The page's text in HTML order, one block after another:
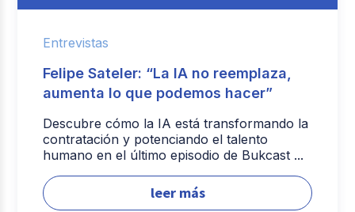
Entrevistas
Felipe Sateler: “La IA no reemplaza,
aumenta lo que podemos hacer”
Descubre cómo la IA está transformando la
contratación y potenciando el talento
humano en el último episodio de Bukcast ...
leer más